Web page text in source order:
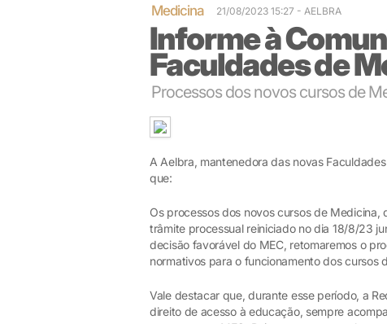
Medicina 21/08/2023 15:27 - AELBRA
Informe à
Faculdades de
Processos dos novos cursos de
A Aelbra, mantenedora das novas
que:
Os processos dos novos cursos de
trâmite processual reiniciado no dia 18/8/23
decisão favorável do MEC, retomaremos o
normativos para o funcionamento dos cursos
Vale destacar que, durante esse período, a
direito de acesso à educação, sempre